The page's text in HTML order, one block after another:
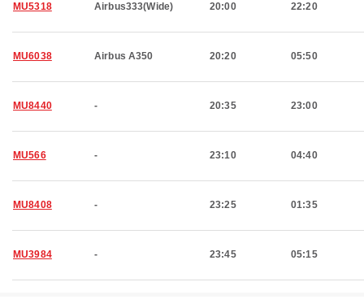
MU5318 Airbus333(Wide) 20:00 22:20
MU6038 Airbus A350 20:20 05:50
MU8440 - 20:35 23:00
MU566 - 23:10 04:40
MU8408 - 23:25 01:35
MU3984 - 23:45 05:15